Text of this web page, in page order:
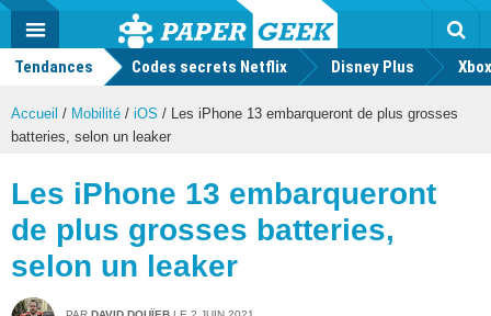
Actu
geek
MENU
Tendances Codes secrets Netflix Disney Plus
Accueil / Mobilité / iOS / Les iPhone 13 embarqueront de plus grosses
batteries, selon un leaker
Les iPhone 13 embarqueront
de plus grosses batteries,
selon un leaker
Mode
FacebookTwitter Youtube